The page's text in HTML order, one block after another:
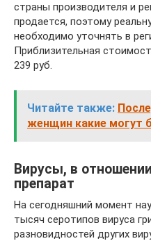
страны производителя и
продается, поэтому
необходимо уточнять в
Приблизительная
239 руб.
Читайте также:
женщин какие могут
Вирусы, в
препарат
На сегодняшний момент
тысяч серотипов вируса
разновидностей других